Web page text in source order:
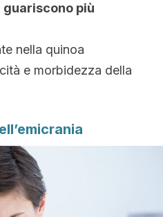
più
nella quinoa
e morbidezza della